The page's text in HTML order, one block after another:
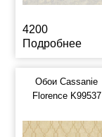
4200
Подробнее
Обои Cassanie
Florence K99537